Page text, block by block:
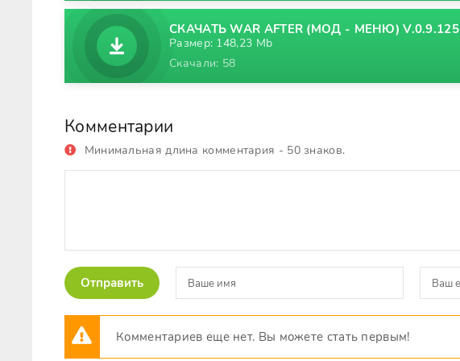
СКАЧАТЬ WAR AFTER (МОД - МЕНЮ) V.0.9.125
Размер: 148,23 Mb
Скачали: 58
Комментарии
Минимальная длина комментария - 50 знаков.
Отправить
Комментариев еще нет. Вы можете стать первым!